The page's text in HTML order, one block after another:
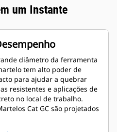
um Instante
diâmetro da ferramenta
tem alto poder de
para ajudar a quebrar
resistentes e aplicações de
no local de trabalho.
Cat GC são projetados